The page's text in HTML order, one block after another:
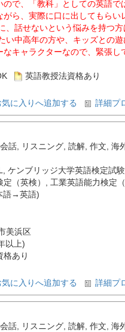
で、「教科」としての英語で
ら、実際に口に出してもらい
、話せないという悩みを持つ方
い中高年の方や、キッズとの
キャラクターなので、緊張し
英語教授法資格あり
気に入りへ追加する 詳細プ
話, リスニング, 読解, 作文 海
ケンブリッジ大学英語検定試験,
（英検）
工業英語能力検定
語→英語)
美浜区
以上)
格あり
気に入りへ追加する 詳細プ
話, リスニング, 読解, 作文 海